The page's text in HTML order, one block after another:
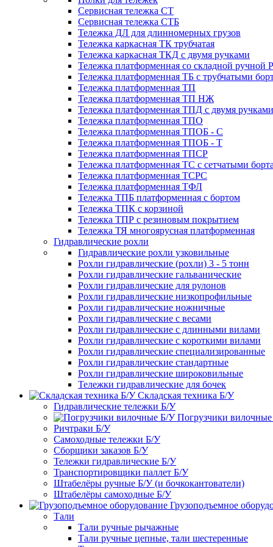
Сервисная тележка СТ
Сервисная тележка СТБ
Тележка ДЛ для длинномерных грузов
Тележка каркасная ТК трубчатая
Тележка каркасная ТКД с двумя ручками
Тележка платформенная со складной ручной
Тележка платформенная ТБ с трубчатыми
Тележка платформенная ТП
Тележка платформенная ТП НЖ
Тележка платформенная ТПД с двумя ручками
Тележка платформенная ТПО
Тележка платформенная ТПОБ - С
Тележка платформенная ТПОБ - Т
Тележка платформенная ТПСР
Тележка платформенная ТС с сетчатыми
Тележка платформенная ТСРС
Тележка платформенная ТФЛ
Тележка ТПБ платформенная с бортом
Тележка ТПК с корзиной
Тележка ТПР с резиновым покрытием
Тележка ТЯ многоярусная платформенная
Гидравлические рохли
Гидравлические рохли узковильные
Рохли гидравлические (рохли) 3 - 5 тонн
Рохли гидравлические гальванические
Рохли гидравлические для рулонов
Рохли гидравлические низкопрофильные
Рохли гидравлические ножничные
Рохли гидравлические с весами
Рохли гидравлические с длинными вилами
Рохли гидравлические с короткими вилами
Рохли гидравлические специализированные
Рохли гидравлические стандартные
Рохли гидравлические широковильные
Тележки гидравлические для бочек
Складская техника Б/У
Гидравлические тележки Б/У
Погрузчики
Ричтраки Б/У
Самоходные тележки Б/У
Сборщики заказов Б/У
Тележки гидравлические Б/У
Транспортировщики паллет Б/У
Штабелёры ручные Б/У (и бочкокантователи)
Штабелёры самоходные Б/У
Грузоподъемное
Тали
Тали ручные рычажные
Тали ручные цепные, тали шестеренные